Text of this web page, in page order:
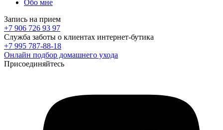
Обо мне
Запись на прием
+7 906 726 93 97
Служба заботы о клиентах интернет-бутика
+7 995 787-88-18
Онлайн подбор домашнего ухода
Присоединяйтесь